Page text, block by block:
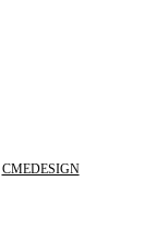
CMEDESIGN